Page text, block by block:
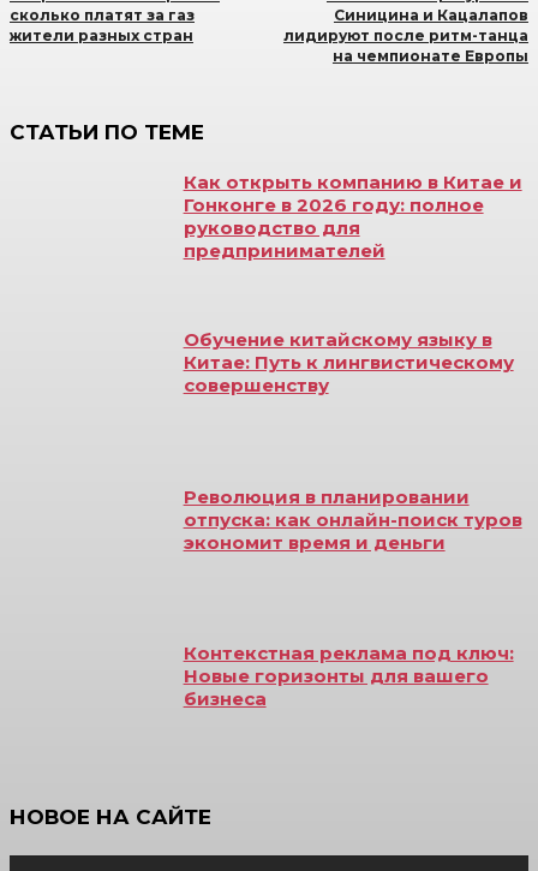
сколько платят за газ
жители разных стран
Синицина и Кацалапов
лидируют после ритм-танца
на чемпионате Европы
СТАТЬИ ПО ТЕМЕ
Как открыть компанию в Китае и
Гонконге в 2026 году: полное
руководство для
предпринимателей
Обучение китайскому языку в
Китае: Путь к лингвистическому
совершенству
Революция в планировании
отпуска: как онлайн-поиск туров
экономит время и деньги
Контекстная реклама под ключ:
Новые горизонты для вашего
бизнеса
НОВОЕ НА САЙТЕ